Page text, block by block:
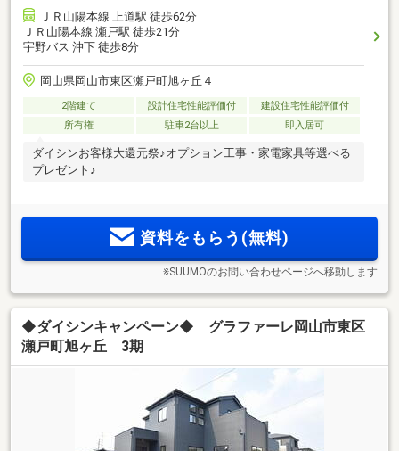
ＪＲ山陽本線 上道駅 徒歩62分
ＪＲ山陽本線 瀬戸駅 徒歩21分
宇野バス 沖下 徒歩8分
岡山県岡山市東区瀬戸町旭ヶ丘４
2階建て 設計住宅性能評価付
建設住宅性能評価付
所有権
駐車2台以上 即入居可
ダイシンお客様大還元祭♪オプション工事・家電家具等選べる
プレゼント♪
資料をもらう(無料)
※SUUMOのお問い合わせページへ移動します
◆ダイシンキャンペーン◆ グラファーレ岡山市東区
瀬戸町旭ヶ丘 3期